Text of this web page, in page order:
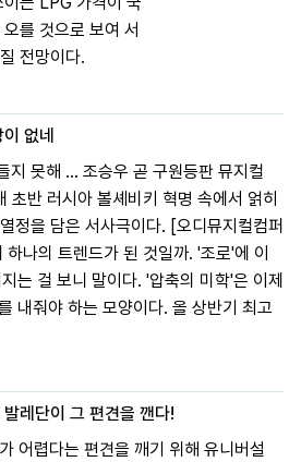
를 것으로 보여 서
전망이다.
없네
지 못해 … 조승우 곧 구원등판 뮤지컬
반 러시아 볼셰비키 혁명 속에서 얽히
정을 담은 서사극이다. [오디뮤지컬컴퍼
나의 트렌드가 된 것일까. '조로'에 이
는 걸 보니 말이다. '압축의 미학'은 이제
내줘야 하는 모양이다. 올 상반기 최고
레단이 그 편견을 깬다!
어렵다는 편견을 깨기 위해 유니버설